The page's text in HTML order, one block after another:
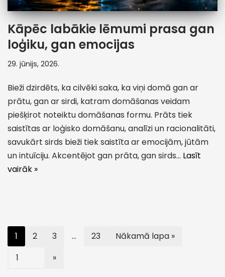
Kāpēc labākie lēmumi prasa gan
loģiku, gan emocijas
29. jūnijs, 2026.
Bieži dzirdēts, ka cilvēki saka, ka viņi domā gan ar
prātu, gan ar sirdi, katram domāšanas veidam
piešķirot noteiktu domāšanas formu. Prāts tiek
saistītas ar loģisko domāšanu, analīzi un racionalitāti,
savukārt sirds bieži tiek saistīta ar emocijām, jūtām
un intuīciju. Akcentējot gan prāta, gan sirds… Lasīt
vairāk »
1 2 3 … 23 Nākamā lapa »